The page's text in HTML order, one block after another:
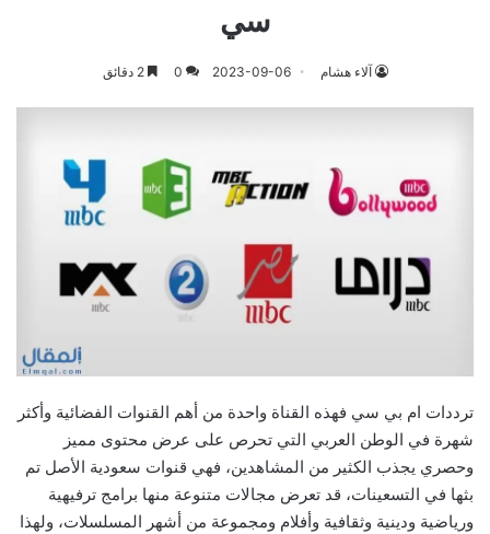
سي
آلاء هشام 2023-09-06
0 2 دقائق
ترددات ام بي سي فهذه القناة واحدة من أهم القنوات الفضائية وأكثر
شهرة في الوطن العربي التي تحرص على عرض محتوى مميز
وحصري يجذب الكثير من المشاهدين، فهي قنوات سعودية الأصل تم
بثها في التسعينات، قد تعرض مجالات متنوعة منها برامج ترفيهية
ورياضية ودينية وثقافية وأفلام ومجموعة من أشهر المسلسلات، ولهذا